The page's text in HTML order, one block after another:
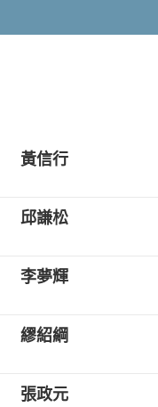
黃信行
邱謙松
李夢輝
繆紹綱
張政元